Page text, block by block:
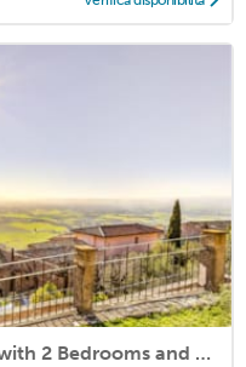
Beautiful apartment in Assisi with 2 Bedrooms and WiFi